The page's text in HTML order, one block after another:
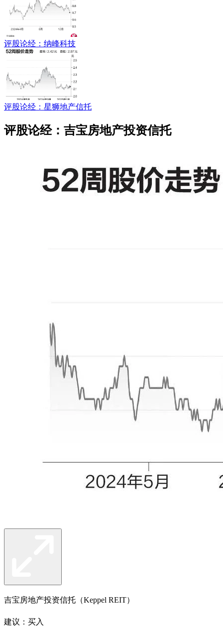
评股论经：纳峰科技
评股论经：星狮地产信托
评股论经：吉宝房地产投资信托
吉宝房地产投资信托（Keppel REIT）
建议：买入